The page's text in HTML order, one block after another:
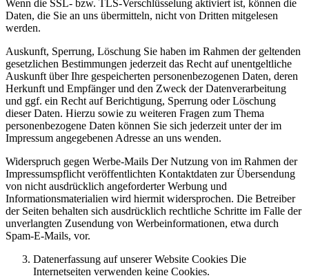
Wenn die SSL- bzw. TLS-Verschlüsselung aktiviert ist, können die
Daten, die Sie an uns übermitteln, nicht von Dritten mitgelesen
werden.
Auskunft, Sperrung, Löschung Sie haben im Rahmen der geltenden
gesetzlichen Bestimmungen jederzeit das Recht auf unentgeltliche
Auskunft über Ihre gespeicherten personenbezogenen Daten, deren
Herkunft und Empfänger und den Zweck der Datenverarbeitung
und ggf. ein Recht auf Berichtigung, Sperrung oder Löschung
dieser Daten. Hierzu sowie zu weiteren Fragen zum Thema
personenbezogene Daten können Sie sich jederzeit unter der im
Impressum angegebenen Adresse an uns wenden.
Widerspruch gegen Werbe-Mails Der Nutzung von im Rahmen der
Impressumspflicht veröffentlichten Kontaktdaten zur Übersendung
von nicht ausdrücklich angeforderter Werbung und
Informationsmaterialien wird hiermit widersprochen. Die Betreiber
der Seiten behalten sich ausdrücklich rechtliche Schritte im Falle der
unverlangten Zusendung von Werbeinformationen, etwa durch
Spam-E-Mails, vor.
Datenerfassung auf unserer Website Cookies Die
Internetseiten verwenden keine Cookies.